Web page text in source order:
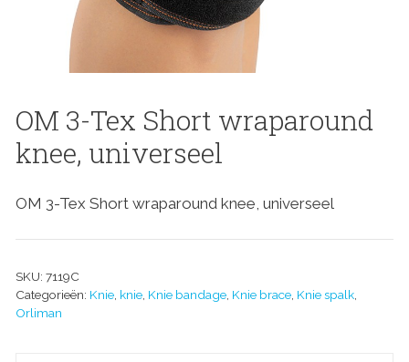
OM 3-Tex Short wraparound
knee, universeel
OM 3-Tex Short wraparound knee, universeel
SKU: 7119C
Categorieën: Knie knie Knie bandage Knie brace Knie spalk
Orliman